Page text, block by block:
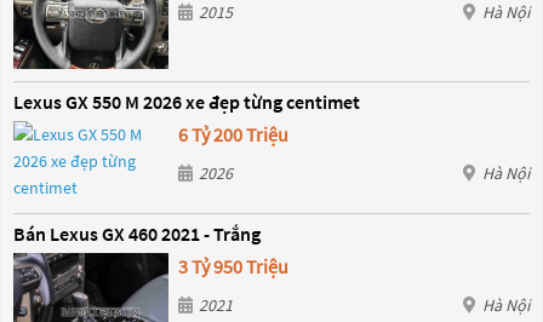
2015 Hà Nội
Lexus GX 550 M 2026 xe đẹp từng centimet
6 Tỷ 200 Triệu
2026 Hà Nội
Bán Lexus GX 460 2021 - Trắng
3 Tỷ 950 Triệu
2021 Hà Nội